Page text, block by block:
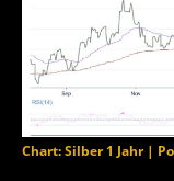
Chart: Silber 1 Jahr |